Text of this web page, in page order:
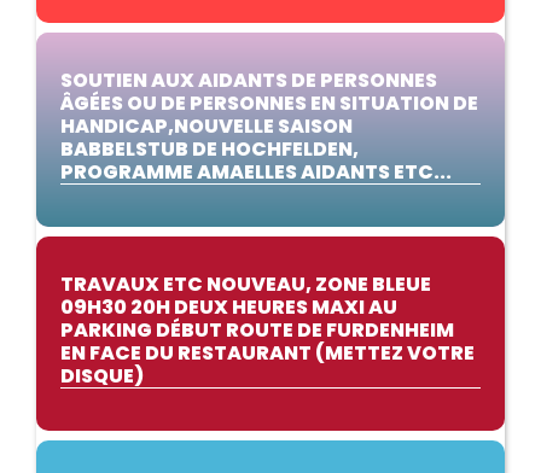
SOUTIEN AUX AIDANTS DE PERSONNES
ÂGÉES OU DE PERSONNES EN SITUATION DE
HANDICAP,NOUVELLE SAISON
BABBELSTUB DE HOCHFELDEN,
PROGRAMME AMAELLES AIDANTS ETC...
TRAVAUX ETC NOUVEAU, ZONE BLEUE
09H30 20H DEUX HEURES MAXI AU
PARKING DÉBUT ROUTE DE FURDENHEIM
EN FACE DU RESTAURANT (METTEZ VOTRE
DISQUE)